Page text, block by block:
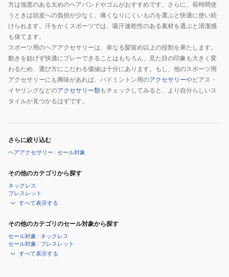
方は強度のある太めのヘアバンドやゴムがおすすめです。さらに、長時間使
うときは頭皮への負担が少なく、痛くなりにくいものを選ぶと快適に使い続
けられます。汗をかくスポーツでは、吸汗速乾性のある素材を選ぶと清潔感
も保てます。
スポーツ用のヘアアクセサリーは、単なる髪留め以上の役割を果たします。
動きを妨げず快適にプレーできることはもちろん、見た目の印象も大きく変
わるため、選び方にこだわる価値は十分にあります。もし、他のスポーツ用
アクセサリーにも興味があれば、バドミントン用のアクセサリーやピアス・
イヤリングなどのアクセサリー類もチェックしてみると、より自分らしいス
タイルが見つかるはずです。
さらに絞り込む
ヘアアクセサリー /セール対象
その他のカテゴリから探す
ネックレス
ブレスレット
すべて表示する
その他のカテゴリのセール対象から探す
セール対象 / ネックレス
セール対象 / ブレスレット
すべて表示する